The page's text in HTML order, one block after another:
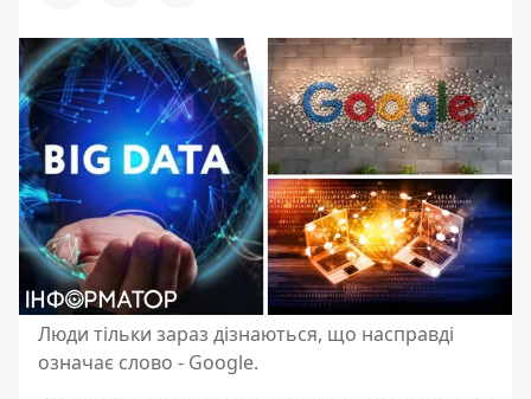
Люди тільки зараз дізнаються, що насправді
означає слово - Google.